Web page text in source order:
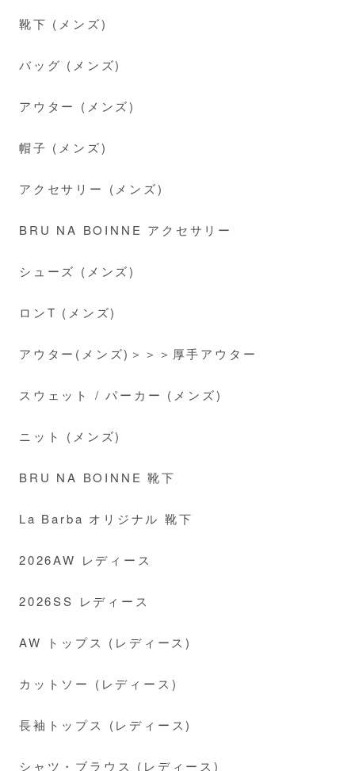
靴下 (メンズ)
バッグ (メンズ)
アウター (メンズ)
帽子 (メンズ)
アクセサリー (メンズ)
BRU NA BOINNE アクセサリー
シューズ (メンズ)
ロンT (メンズ)
アウター(メンズ)＞＞＞厚手アウター
スウェット / パーカー (メンズ)
ニット (メンズ)
BRU NA BOINNE 靴下
La Barba オリジナル 靴下
2026AW レディース
2026SS レディース
AW トップス (レディース)
カットソー (レディース)
長袖トップス (レディース)
シャツ・ブラウス (レディース)